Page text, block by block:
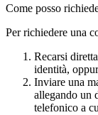
Come posso
Per richiedere una
Recarsi
identità,
Inviare una
allegando un
telefonico a